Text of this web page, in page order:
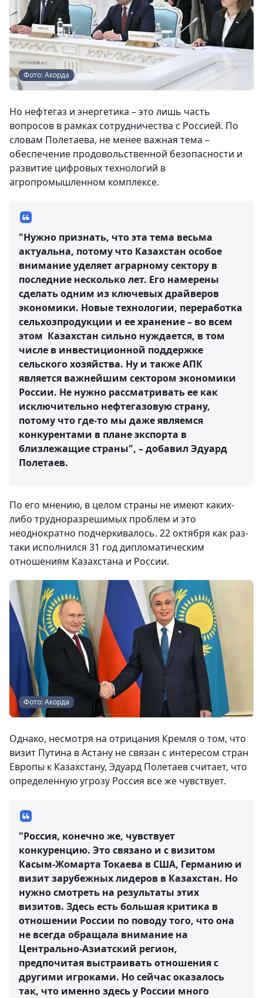
Фото: Акорда
Но нефтегаз и энергетика – это лишь часть
вопросов в рамках сотрудничества с Россией. По
словам Полетаева, не менее важная тема –
обеспечение продовольственной безопасности и
развитие цифровых технологий в
агропромышленном комплексе.
"Нужно признать, что эта тема весьма
актуальна, потому что Казахстан особое
внимание уделяет аграрному сектору в
последние несколько лет. Его намерены
сделать одним из ключевых драйверов
экономики. Новые технологии, переработка
сельхозпродукции и ее хранение – во всем
этом Казахстан сильно нуждается, в том
числе в инвестиционной поддержке
сельского хозяйства. Ну и также АПК
является важнейшим сектором экономики
России. Не нужно рассматривать ее как
исключительно нефтегазовую страну,
потому что где-то мы даже являемся
конкурентами в плане экспорта в
близлежащие страны", – добавил Эдуард
Полетаев.
По его мнению, в целом страны не имеют каких-
либо трудноразрешимых проблем и это
неоднократно подчеркивалось. 22 октября как раз-
таки исполнился 31 год дипломатическим
отношениям Казахстана и России.
Фото: Акорда
Однако, несмотря на отрицания Кремля о том, что
визит Путина в Астану не связан с интересом стран
Европы к Казахстану, Эдуард Полетаев считает, что
определенную угрозу Россия все же чувствует.
"Россия, конечно же, чувствует
конкуренцию. Это связано и с визитом
Касым-Жомарта Токаева в США, Германию и
визит зарубежных лидеров в Казахстан. Но
нужно смотреть на результаты этих
визитов. Здесь есть большая критика в
отношении России по поводу того, что она
не всегда обращала внимание на
Центрально-Азиатский регион,
предпочитая выстраивать отношения с
другими игроками. Но сейчас оказалось
так, что именно здесь у России много